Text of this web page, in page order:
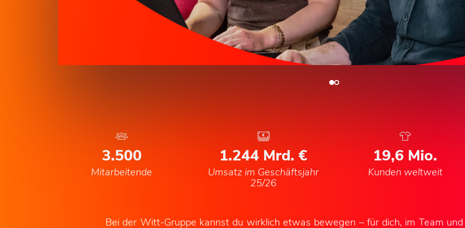
3.500
Mitarbeitende
1.244 Mrd. €
Umsatz im Geschäftsjahr
25/26
21,2 Mio.
Kunden weltweit
Bei der Witt-Gruppe kannst du wirklich etwas bewegen – für dich, im Team und